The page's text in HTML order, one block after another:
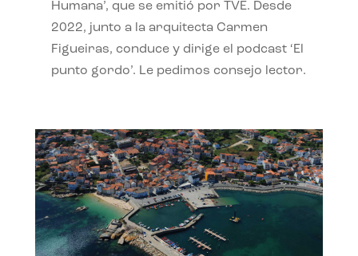
Humana’, que se emitió por TVE. Desde
2022, junto a la arquitecta Carmen
Figueiras, conduce y dirige el podcast ‘El
punto gordo’. Le pedimos consejo lector.